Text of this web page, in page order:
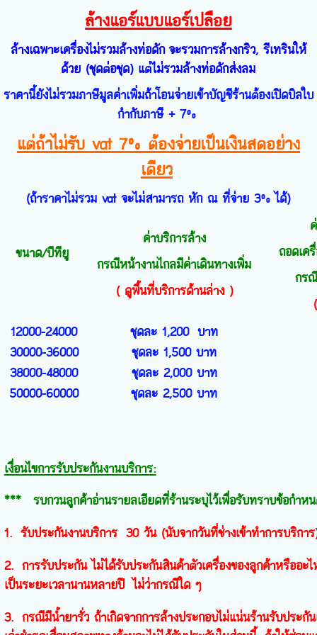
ล้างแอร์แบบแอร์เปลือย
ล้างเฉพาะเครื่องไม่รวมล้างท่อดักจะรวมการล้างกริว, รีเทรินให้
ด้วย (ชุดต่อชุด) แต่ไม่รวมล้างท่อดักส่งลม
ราคานี้ยังไม่รวมภาษีมูลค่าเพิ่มถ้าโอนจ่ายเข้าบัญชีร้านต้องเปิดบิลใบ
กำกับภาษี + 7%
แต่ถ้าไม่รับ vat 7% ต้องจ่ายเป็นเงินสดอย่าง
เดียว
(ถ้าราคาไม่รวม vat จะไม่สามารถ หัก ณ ที่จ่าย 3% ได้)
ขนาด/บีทียู
ค่าบริการล้าง
กรณีหน้างานไกลมีค่าเดินทางเพิ่ม
( ดูพื้นที่บริการด้านล่าง )
ถอดเค
กร
12000-24000
ชุดละ 1,200 บาท
30000-36000
ชุดละ 1,500 บาท
38000-48000
ชุดละ 2,000 บาท
50000-60000
ชุดละ 2,500 บาท
เงื่อนไขการรับประกันงานบริการ:
*** รบกวนลูกค้าอ่านรายลเอียดที่ร้านระบุไว้เพื่อรับทราบข้อกำ
1. รับประกันงานบริการ 30 วัน (นับจากวันที่ช่างเข้าทำการบริกา
2. การรับประกัน ไม่ได้รับประกันสินค้าตัวเครื่องของลูกค้าหรืออะ
เป็นระยะเวลานานหลายปี ไม่ว่ากรณีใด ๆ
3. กรณีมีน้ำยารั่ว ถ้าเกิดจากการล้างประกอบไม่แน่นร้านรับประ